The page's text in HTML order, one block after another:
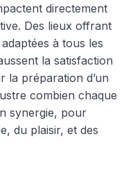
directement
Des lieux offrant
à tous les
la satisfaction
la préparation d’un
combien chaque
synergie, pour
du plaisir, et des